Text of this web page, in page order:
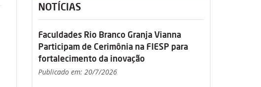
NOTÍCIAS
Faculdades Rio Branco Granja Vianna
Participam de Cerimônia na FIESP para
fortalecimento da inovação
Publicado em: 20/7/2026